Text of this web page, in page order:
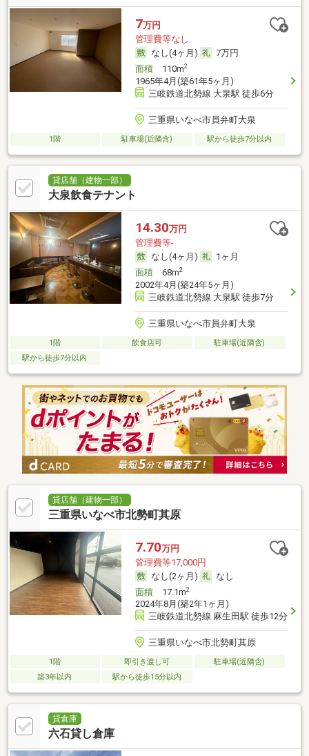
7万円
管理費等なし
なし(4ヶ月)
7万円
面積110m2
1965年4月(築61年5ヶ月)
三岐鉄道北勢線 大泉駅 徒歩6分
三重県いなべ市員弁町大泉
1階 駐車場(近隣含) 駅から徒歩7分以内
貸店舗（建物一部）
大泉飲食テナント
14.30万円
管理費等-
なし(4ヶ月)
1ヶ月
面積68m2
2002年4月(築24年5ヶ月)
三岐鉄道北勢線 大泉駅 徒歩7分
三重県いなべ市員弁町大泉
1階 飲食店可
駐車場(近隣含)
駅から徒歩7分以内
貸店舗（建物一部）
三重県いなべ市北勢町其原
7.70万円
管理費等17,000円
なし(2ヶ月)
なし
面積17.1m2
2024年8月(築2年1ヶ月)
三岐鉄道北勢線 麻生田駅 徒歩12分
三重県いなべ市北勢町其原
1階 即引き渡し可
駐車場(近隣含)
築3年以内
駅から徒歩15分以内
貸倉庫
六石貸し倉庫